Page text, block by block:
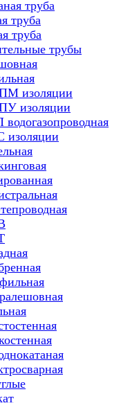
труба
труба
труба
трубы
изоляции
изоляции
изоляции